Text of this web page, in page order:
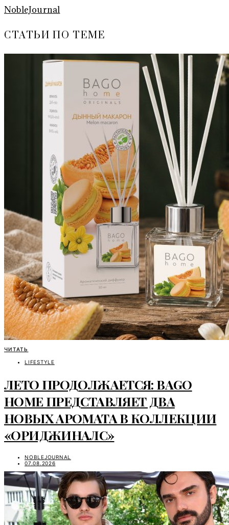
NobleJournal
СТАТЬИ ПО ТЕМЕ
ЧИТАТЬ
LIFESTYLE
ЛЕТО ПРОДОЛЖАЕТСЯ: BAGO
HOME ПРЕДСТАВЛЯЕТ ДВА
НОВЫХ АРОМАТА В КОЛЛЕКЦИИ
«ОРИДЖИНАЛС»
NOBLEJOURNAL
07.08.2026